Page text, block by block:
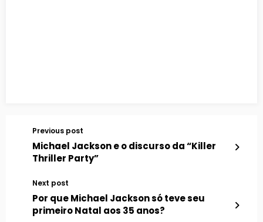
Previous post
Michael Jackson e o discurso da “Killer
Thriller Party”
Next post
Por que Michael Jackson só teve seu
primeiro Natal aos 35 anos?